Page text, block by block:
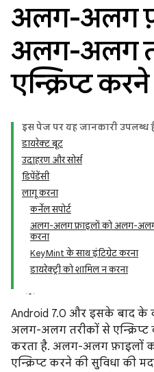
अलग-अलग
अलग-अलग
एन्क्रिप्ट
इस पेज पर, यह जानकारी उपलब्ध
डायरेक्ट बूट
उदाहरण और सोर्स
डिपेंडेंसी
लागू करना
कर्नेल सपोर्ट
अलग-अलग फ़ाइलों को अलग-अलग
करना
KeyMint के साथ इंटिग्रेट करना
डायरेक्ट्री को शामिल न करना
Android 7.0 और इसके बाद
अलग-अलग तरीकों से
करता है. अलग-अलग फ़ाइलों
एन्क्रिप्ट करने की सुविधा